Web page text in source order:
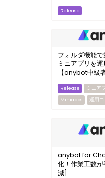
フォルダ機能
ミニアプリを
【anybot中級
ミニア
Miniapps
運用
anybot for
化！作業工数
減]